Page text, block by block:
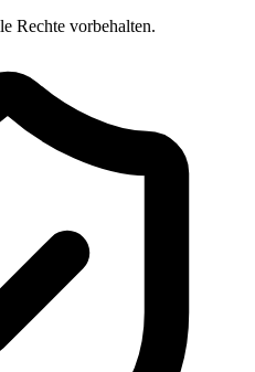
Rechte vorbehalten.